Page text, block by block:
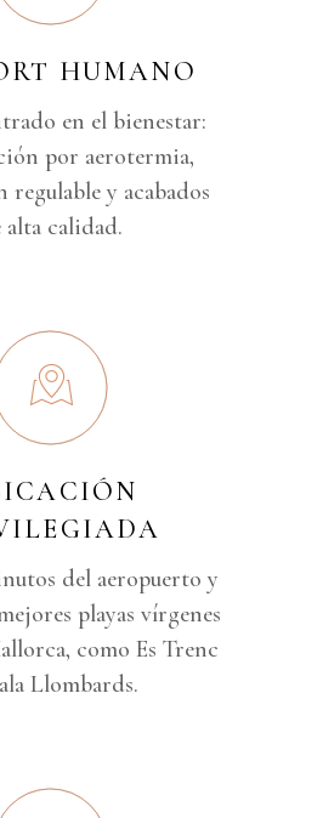
HUMANO
en el bienestar:
por aerotermia,
y acabados
alta calidad.
del aeropuerto y
playas vírgenes
como Es Trenc
Llombards.